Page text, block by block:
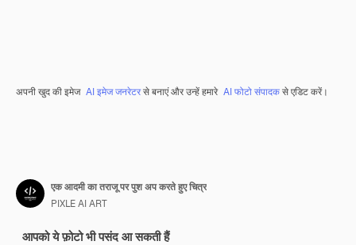
अपनी खुद की इमेज AI इमेज जनरेटरसे बनाएं और उन्हें हमारे AI फोटो संपादकसे एडिट करें।
एक आदमी का तराजू पर पुश अप करते हुए चित्र
PIXLE AI ART
आपको ये फ़ोटो भी पसंद आ सकती हैं